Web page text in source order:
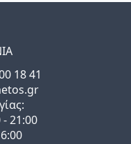
18 41
21:00